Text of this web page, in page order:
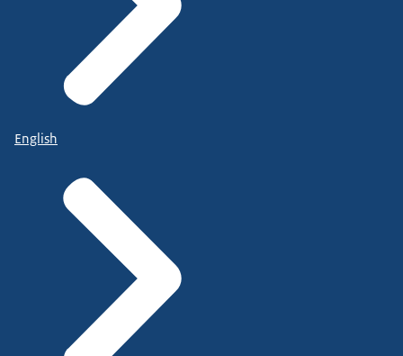
English